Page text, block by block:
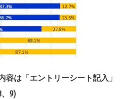
は「エントリーシート記入」
9)